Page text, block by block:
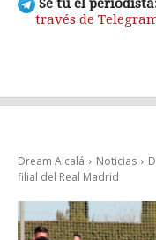
Sé tú el
través de